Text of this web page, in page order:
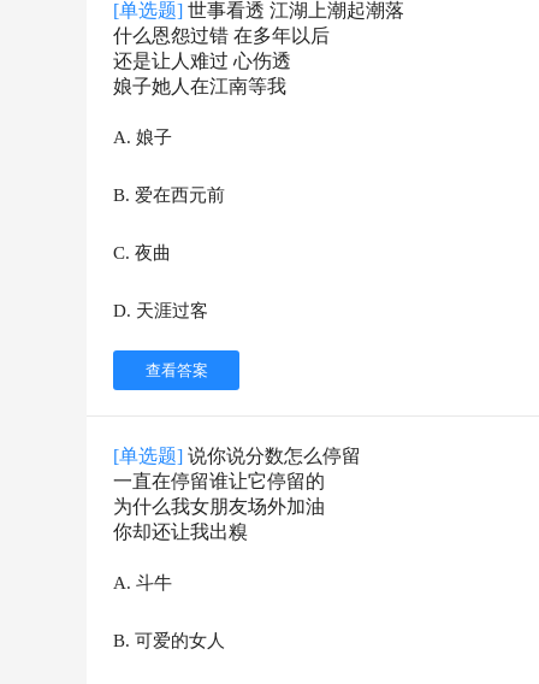
[单选题] 世事看透 江湖上潮起潮落
什么恩怨过错 在多年以后
还是让人难过 心伤透
娘子她人在江南等我
A. 娘子
B. 爱在西元前
C. 夜曲
D. 天涯过客
查看答案
[单选题] 说你说分数怎么停留
一直在停留谁让它停留的
为什么我女朋友场外加油
你却还让我出糗
A. 斗牛
B. 可爱的女人